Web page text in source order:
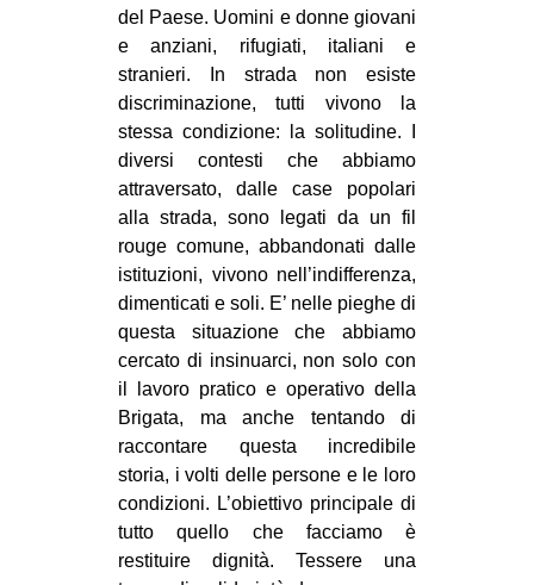
del Paese. Uomini e donne giovani
e anziani, rifugiati, italiani e
stranieri. In strada non esiste
discriminazione, tutti vivono la
stessa condizione: la solitudine. I
diversi contesti che abbiamo
attraversato, dalle case popolari
alla strada, sono legati da un fil
rouge comune, abbandonati dalle
istituzioni, vivono nell’indifferenza,
dimenticati e soli. E’ nelle pieghe di
questa situazione che abbiamo
cercato di insinuarci, non solo con
il lavoro pratico e operativo della
Brigata, ma anche tentando di
raccontare questa incredibile
storia, i volti delle persone e le loro
condizioni. L’obiettivo principale di
tutto quello che facciamo è
restituire dignità. Tessere una